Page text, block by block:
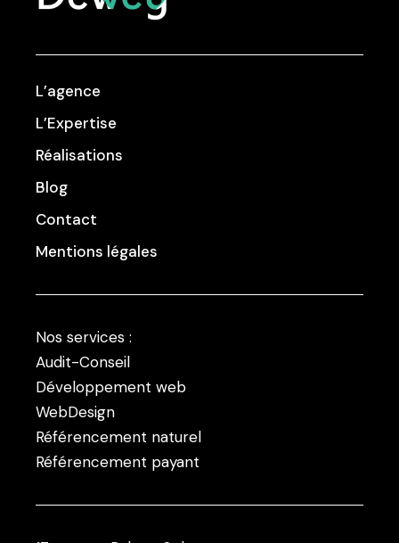
L’agence
L’Expertise
Réalisations
Blog
Contact
Mentions légales
Nos services :
Audit-Conseil
Développement web
WebDesign
Référencement naturel
Référencement payant